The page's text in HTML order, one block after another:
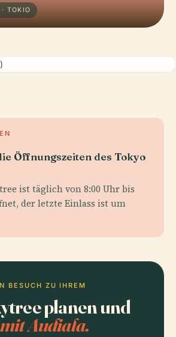
TOKIO
Öffnungszeiten des Tokyo
ist täglich von 8:00 Uhr bis
der letzte Einlass ist um
BESUCH ZU IHREM
planen und
mit Audiala.